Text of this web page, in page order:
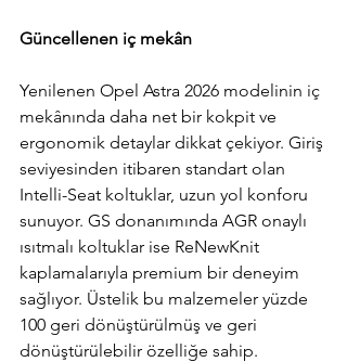
Güncellenen iç mekân
Yenilenen Opel Astra 2026 modelinin iç
mekânında daha net bir kokpit ve
ergonomik detaylar dikkat çekiyor. Giriş
seviyesinden itibaren standart olan
Intelli-Seat koltuklar, uzun yol konforu
sunuyor. GS donanımında AGR onaylı
ısıtmalı koltuklar ise ReNewKnit
kaplamalarıyla premium bir deneyim
sağlıyor. Üstelik bu malzemeler yüzde
100 geri dönüştürülmüş ve geri
dönüştürülebilir özelliğe sahip.